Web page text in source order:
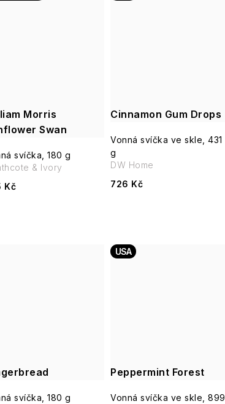
Morris
Swan
svíčka, 180 g
Kč
& Ivory
Cinnamon Gum Drops
Vonná svíčka ve skle, 431
g
726 Kč
DW Home
svíčka, 180 g
Peppermint Forest
USA
Vonná svíčka ve skle, 899